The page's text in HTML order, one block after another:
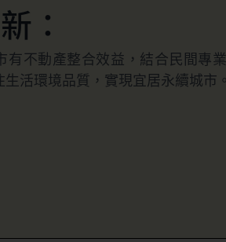
：
有不動產整合效益，結合民間專
生活環境品質，實現宜居永續城市